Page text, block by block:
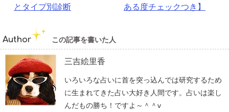
とタイプ別診断
ある度チェックつき】
Author この記事を書いた人
三吉絵里香
いろいろな占いに首を突っ込んでは研究するため
に生まれてきた占い大好き人間です。占いは楽し
んだもの勝ち！ですよ～＾＾v